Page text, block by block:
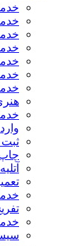
چاپ